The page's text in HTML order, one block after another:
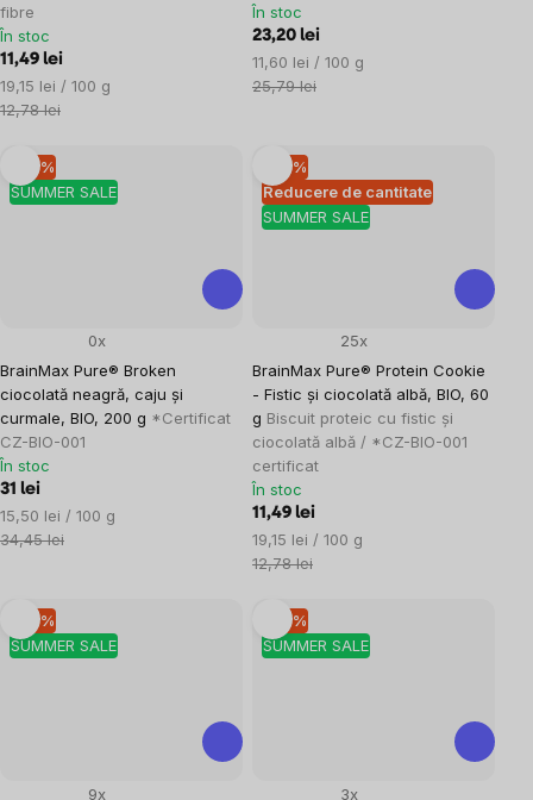
fibre
În stoc
11,49 lei
Evaluare
preţ:
19,15 lei / 100 g
12,78 lei
În stoc
23,20 lei
Evaluare
preţ:
11,60 lei / 100 g
25,79 lei
SUMMER SALE
–10 %
BrainMax Pure® Broken
ciocolată neagră, caju și
curmale, BIO, 200 g *Certificat
CZ-BIO-001
0x
În stoc
31 lei
Evaluare
preţ:
15,50 lei / 100 g
34,45 lei
Reducere de cantitate
SUMMER SALE
–10 %
BrainMax Pure® Protein Cookie
- Fistic și ciocolată albă, BIO, 60
g Biscuit proteic cu fistic și
ciocolată albă / *CZ-BIO-001
certificat
25x
În stoc
11,49 lei
Evaluare
preţ:
19,15 lei / 100 g
12,78 lei
SUMMER SALE
–10 %
9x
SUMMER SALE
–10 %
3x